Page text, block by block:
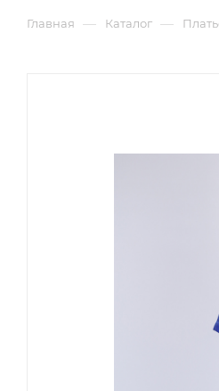
Главная — Каталог —